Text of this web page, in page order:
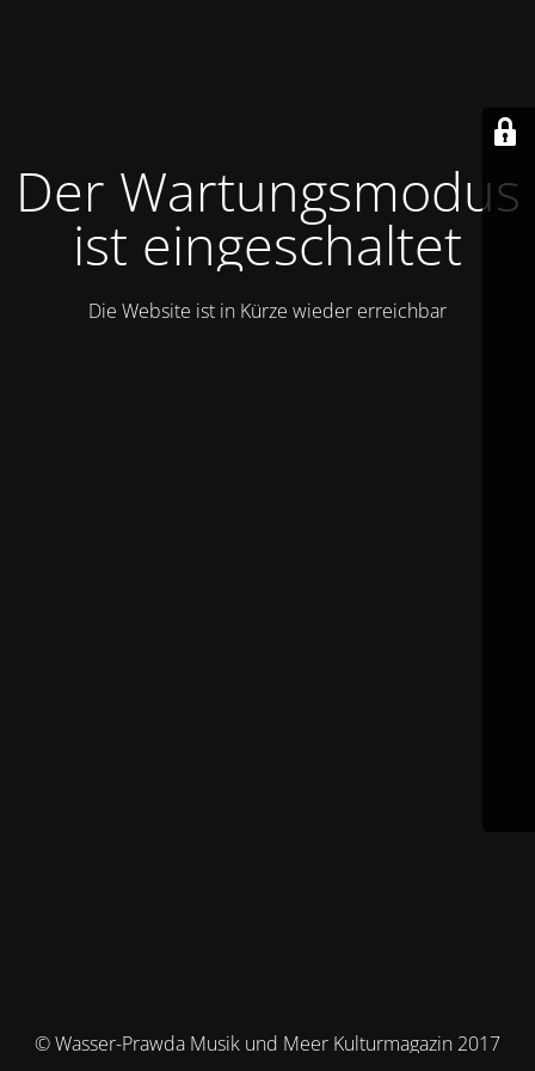
Der Wartungsmodus
ist eingeschaltet
Die Website ist in Kürze wieder erreichbar
© Wasser-Prawda Musik und Meer Kulturmagazin 2017